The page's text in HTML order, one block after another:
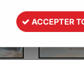
ACCEPTER